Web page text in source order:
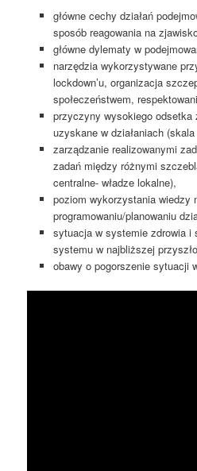
główne cechy działań
sposób reagowania na
główne dylematy w
narzędzia wykorzystywane
lockdown’u, organizacja
społeczeństwem,
przyczyny wysokiego odsetka
uzyskane w działaniach
zarządzanie realizowanymi
zadań między różnymi
centralne- władze lokalne),
poziom wykorzystania wiedzy
programowaniu/planowaniu
sytuacja w systemie zdrowia i
systemu w najbliższej
obawy o pogorszenie sytuacji